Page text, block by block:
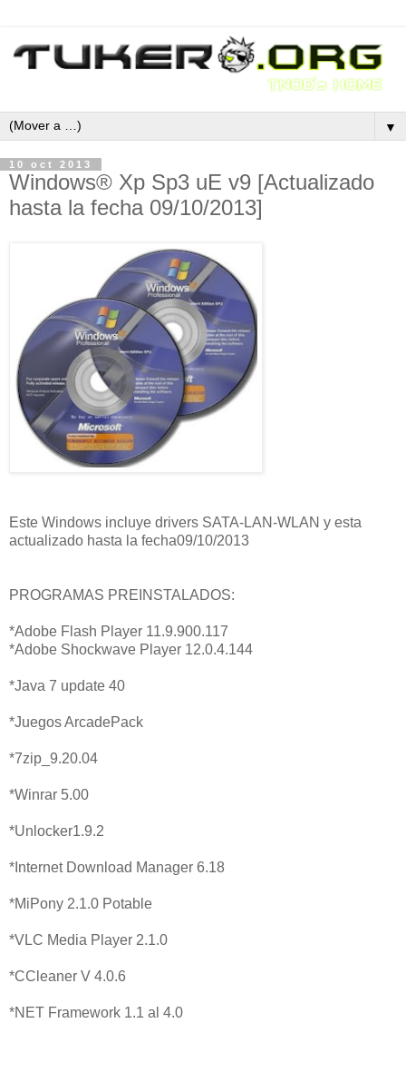
▼
10 oct 2013
Windows® Xp Sp3 uE v9 [Actualizado
hasta la fecha 09/10/2013]
Este Windows incluye drivers SATA-LAN-WLAN y esta
actualizado hasta la fecha09/10/2013
PROGRAMAS PREINSTALADOS:
*Adobe Flash Player 11.9.900.117
*Adobe Shockwave Player 12.0.4.144
*Java 7 update 40
*Juegos ArcadePack
*7zip_9.20.04
*Winrar 5.00
*Unlocker1.9.2
*Internet Download Manager 6.18
*MiPony 2.1.0 Potable
*VLC Media Player 2.1.0
*CCleaner V 4.0.6
*NET Framework 1.1 al 4.0